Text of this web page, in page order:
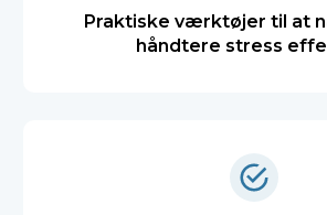
Praktiske værktøjer til at
håndtere stress